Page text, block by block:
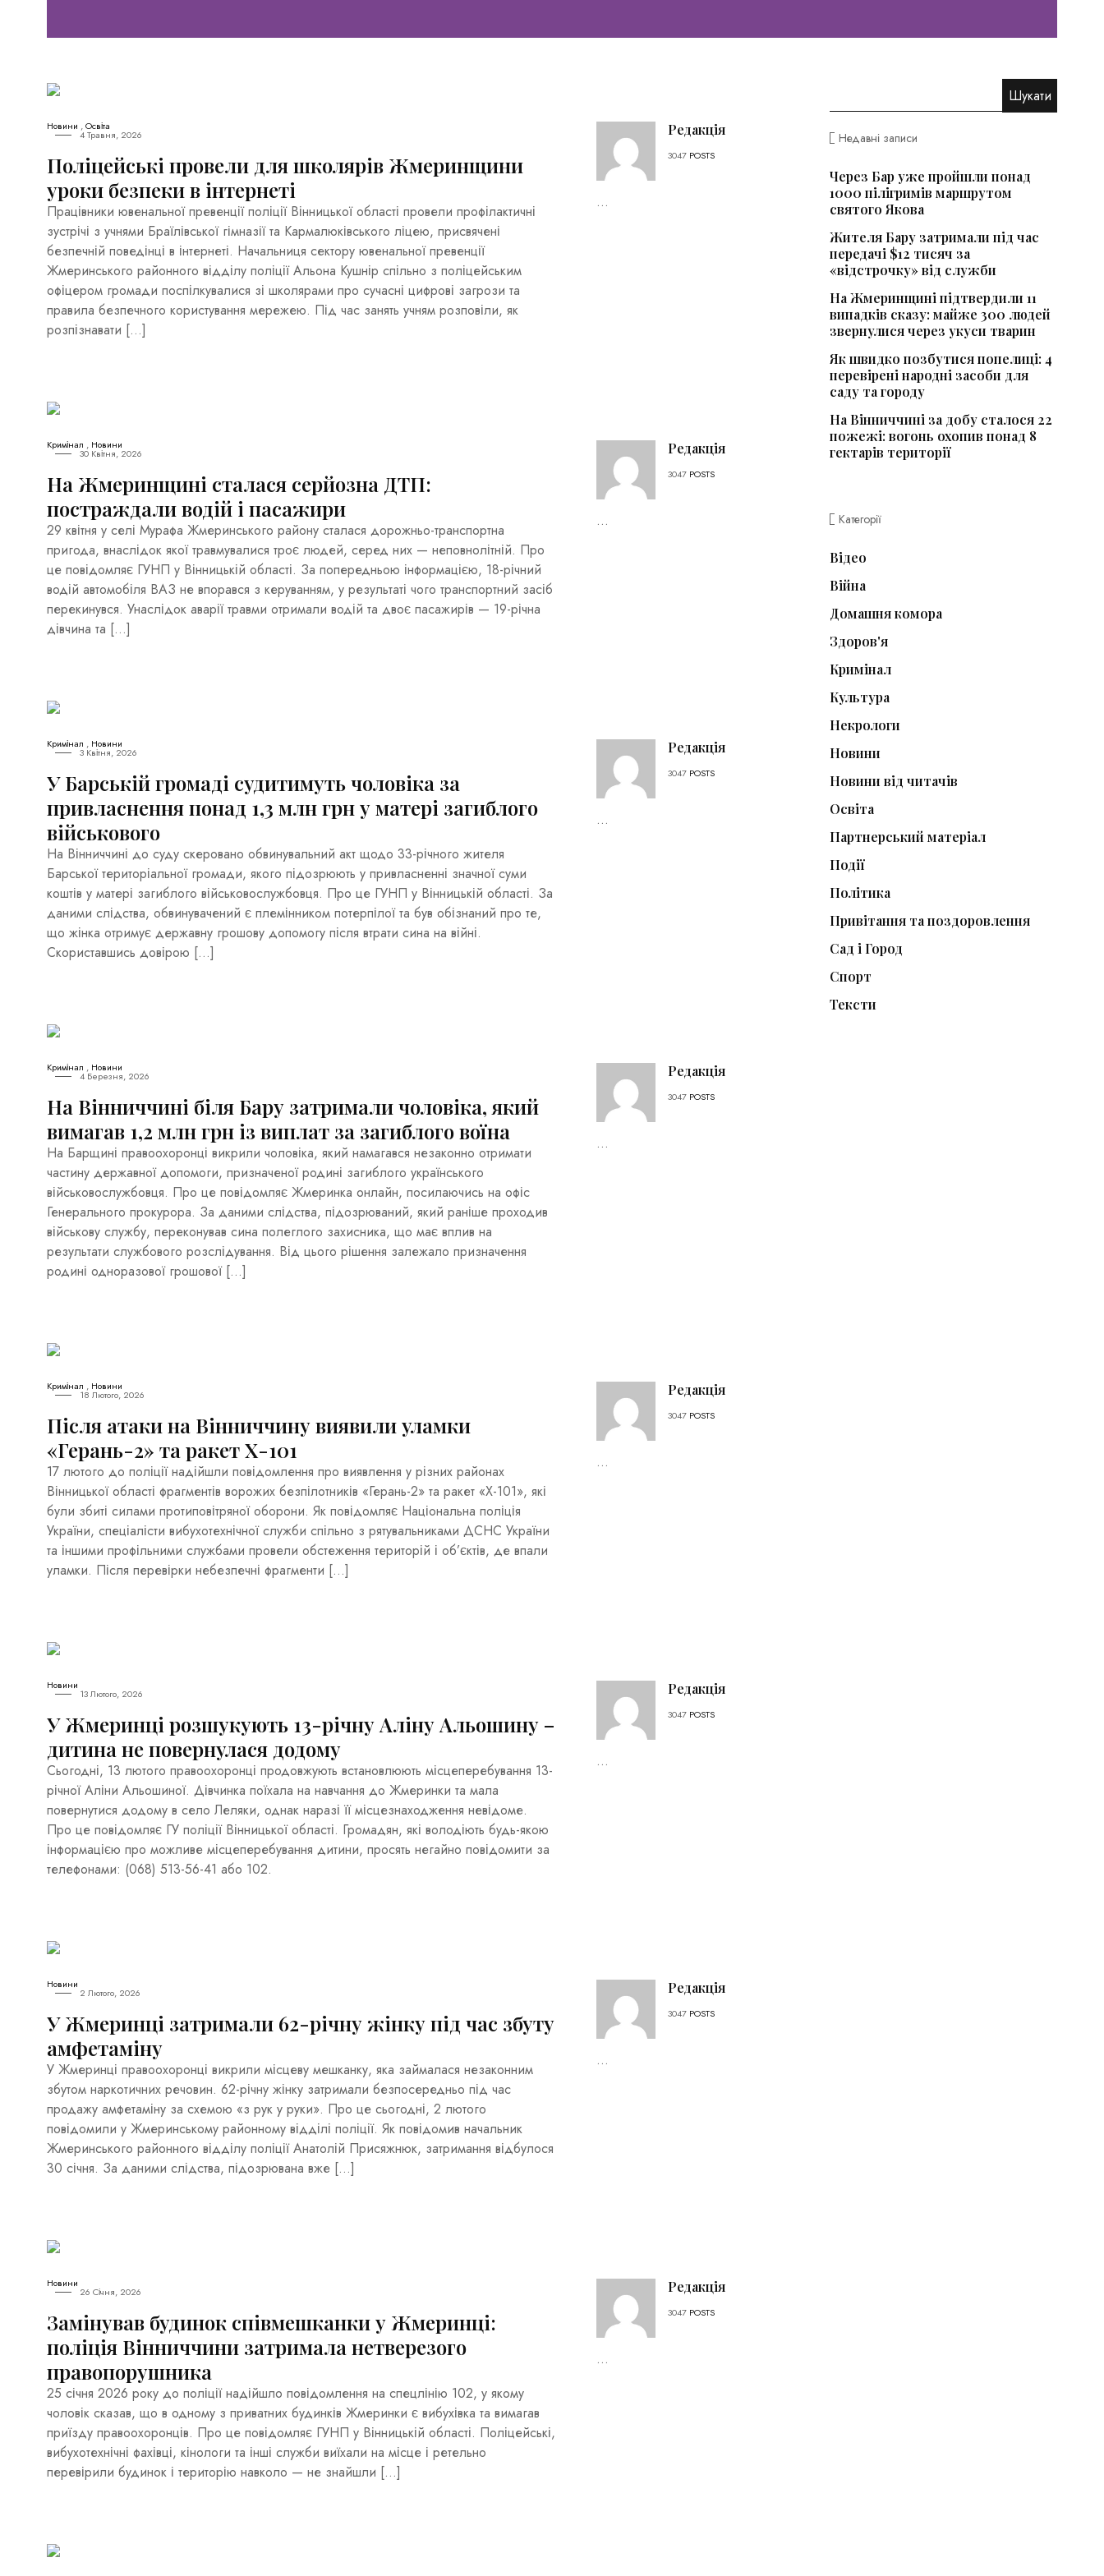
Новини ,Освіта
4 Травня, 2026
Поліцейські провели для школярів Жмеринщини
уроки безпеки в інтернеті
Працівники ювенальної превенції поліції Вінницької області провели профілактичні
зустрічі з учнями Браїлівської гімназії та Кармалюківського ліцею, присвячені
безпечній поведінці в інтернеті. Начальниця сектору ювенальної превенції
Жмеринського районного відділу поліції Альона Кушнір спільно з поліцейським
офіцером громади поспілкувалися зі школярами про сучасні цифрові загрози та
правила безпечного користування мережею. Під час занять учням розповіли, як
розпізнавати […]
Редакція
3047 POSTS
...
Кримінал , Новини
30 Квітня, 2026
На Жмеринщині сталася серйозна ДТП:
постраждали водій і пасажири
29 квітня у селі Мурафа Жмеринського району сталася дорожньо-транспортна
пригода, внаслідок якої травмувалися троє людей, серед них — неповнолітній. Про
це повідомляє ГУНП у Вінницькій області. За попередньою інформацією, 18-річний
водій автомобіля ВАЗ не впорався з керуванням, у результаті чого транспортний засіб
перекинувся. Унаслідок аварії травми отримали водій та двоє пасажирів — 19-річна
дівчина та […]
Редакція
3047 POSTS
...
Кримінал , Новини
3 Квітня, 2026
У Барській громаді судитимуть чоловіка за
привласнення понад 1,3 млн грн у матері загиблого
військового
На Вінниччині до суду скеровано обвинувальний акт щодо 33-річного жителя
Барської територіальної громади, якого підозрюють у привласненні значної суми
коштів у матері загиблого військовослужбовця. Про це ГУНП у Вінницькій області. За
даними слідства, обвинувачений є племінником потерпілої та був обізнаний про те,
що жінка отримує державну грошову допомогу після втрати сина на війні.
Скориставшись довірою […]
Редакція
3047 POSTS
...
Кримінал , Новини
4 Березня, 2026
На Вінниччині біля Бару затримали чоловіка, який
вимагав 1,2 млн грн із виплат за загиблого воїна
На Барщині правоохоронці викрили чоловіка, який намагався незаконно отримати
частину державної допомоги, призначеної родині загиблого українського
військовослужбовця. Про це повідомляє Жмеринка онлайн, посилаючись на офіс
Генерального прокурора. За даними слідства, підозрюваний, який раніше проходив
військову службу, переконував сина полеглого захисника, що має вплив на
результати службового розслідування. Від цього рішення залежало призначення
родині одноразової грошової […]
Редакція
3047 POSTS
...
Кримінал , Новини
18 Лютого, 2026
Після атаки на Вінниччину виявили уламки
«Герань-2» та ракет Х-101
17 лютого до поліції надійшли повідомлення про виявлення у різних районах
Вінницької області фрагментів ворожих безпілотників «Герань-2» та ракет «Х-101», які
були збиті силами протиповітряної оборони. Як повідомляє Національна поліція
України, спеціалісти вибухотехнічної служби спільно з рятувальниками ДСНС України
та іншими профільними службами провели обстеження територій і об’єктів, де впали
уламки. Після перевірки небезпечні фрагменти […]
Редакція
3047 POSTS
...
Новини
13 Лютого, 2026
У Жмеринці розшукують 13-річну Аліну Альошину –
дитина не повернулася додому
Сьогодні, 13 лютого правоохоронці продовжують встановлюють місцеперебування 13-
річної Аліни Альошиної. Дівчинка поїхала на навчання до Жмеринки та мала
повернутися додому в село Леляки, однак наразі її місцезнаходження невідоме.
Про це повідомляє ГУ поліції Вінницької області. Громадян, які володіють будь-якою
інформацією про можливе місцеперебування дитини, просять негайно повідомити за
телефонами: (068) 513-56-41 або 102.
Редакція
3047 POSTS
...
Новини
2 Лютого, 2026
У Жмеринці затримали 62-річну жінку під час збуту
амфетаміну
У Жмеринці правоохоронці викрили місцеву мешканку, яка займалася незаконним
збутом наркотичних речовин. 62-річну жінку затримали безпосередньо під час
продажу амфетаміну за схемою «з рук у руки». Про це сьогодні, 2 лютого
повідомили у Жмеринському районному відділі поліції. Як повідомив начальник
Жмеринського районного відділу поліції Анатолій Присяжнюк, затримання відбулося
30 січня. За даними слідства, підозрювана вже […]
Редакція
3047 POSTS
...
Новини
26 Січня, 2026
Замінував будинок співмешканки у Жмеринці:
поліція Вінниччини затримала нетверезого
правопорушника
25 січня 2026 року до поліції надійшло повідомлення на спецлінію 102, у якому
чоловік сказав, що в одному з приватних будинків Жмеринки є вибухівка та вимагав
приїзду правоохоронців. Про це повідомляє ГУНП у Вінницькій області. Поліцейські,
вибухотехнічні фахівці, кінологи та інші служби виїхали на місце і ретельно
перевірили будинок і територію навколо — не знайшли […]
Редакція
3047 POSTS
...
Недавні записи
Через Бар уже пройшли понад
1000 пілігримів маршрутом
святого Якова
Жителя Бару затримали під час
передачі $12 тисяч за
«відстрочку» від служби
На Жмеринщині підтвердили 11
випадків сказу: майже 300 людей
звернулися через укуси тварин
Як швидко позбутися попелиці: 4
перевірені народні засоби для
саду та городу
На Вінниччині за добу сталося 22
пожежі: вогонь охопив понад 8
гектарів території
Категорії
Відео
Війна
Домашня комора
Здоров'я
Кримінал
Культура
Некрологи
Новини
Новини від читачів
Освіта
Партнерський матеріал
Події
Політика
Привітання та поздоровлення
Сад і Город
Спорт
Тексти